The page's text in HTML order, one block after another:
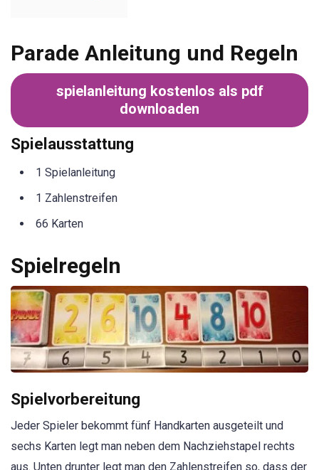
Parade Anleitung und Regeln
spielanleitung kostenlos als pdf
downloaden
Spielausstattung
1 Spielanleitung
1 Zahlenstreifen
66 Karten
Spielregeln
Spielvorbereitung
Jeder Spieler bekommt fünf Handkarten ausgeteilt und
sechs Karten legt man neben dem Nachziehstapel rechts
aus. Unten drunter legt man den Zahlenstreifen so, dass der